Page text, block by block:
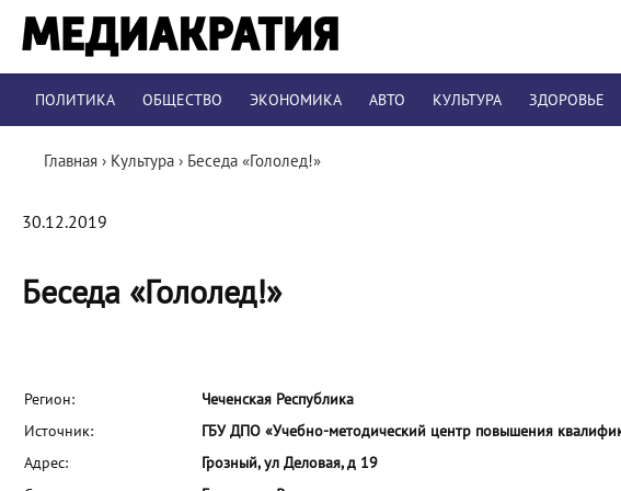
ПОЛИТИКА ОБЩЕСТВО ЭКОНОМИКА АВТО КУЛЬТУРА ЗДОРОВЬЕ
Главная › Культура › Беседа «Гололед!»
30.12.2019
Беседа «Гололед!»
Регион:
Чеченская Республика
Источник:
ГБУ ДПО «Учебно-методический центр повышения
Адрес:
Грозный, ул Деловая, д 19